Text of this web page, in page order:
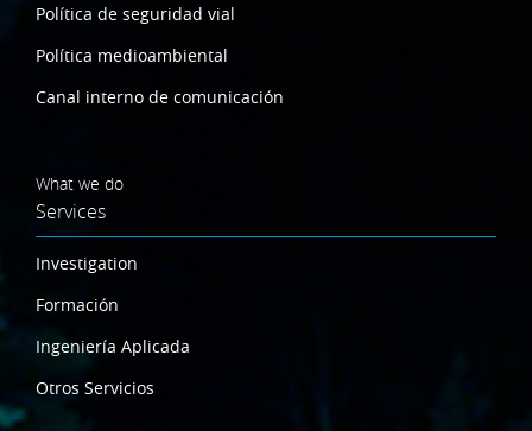
Política de seguridad vial
Política medioambiental
Canal interno de comunicación
What we do
Services
Investigation
Formación
Ingeniería Aplicada
Otros Servicios